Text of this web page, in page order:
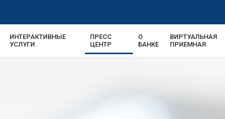
ИНТЕРАКТИВНЫЕ
УСЛУГИ
ПРЕСС
ЦЕНТР
О
БАНКЕ
ВИРТУАЛЬНАЯ
ПРИЕМНАЯ